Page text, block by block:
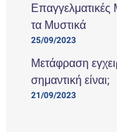
τα Μυστικά
25/09/2023
Μετάφραση
σημαντική είναι;
21/09/2023